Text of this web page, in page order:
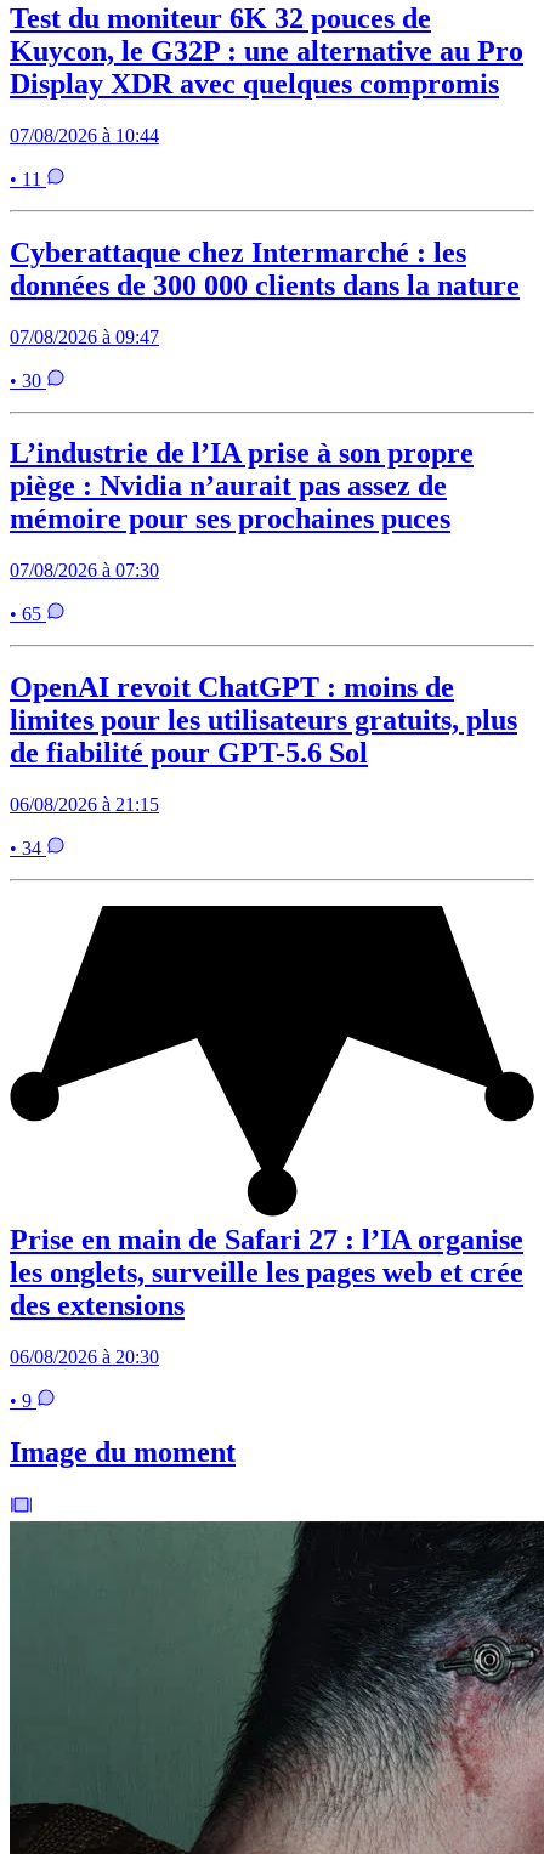
Test du moniteur 6K 32 pouces de
Kuycon, le G32P : une alternative au Pro
Display XDR avec quelques compromis
07/08/2026 à 10:44
• 11
Cyberattaque chez Intermarché : les
données de 300 000 clients dans la nature
07/08/2026 à 09:47
• 30
L’industrie de l’IA prise à son propre
piège : Nvidia n’aurait pas assez de
mémoire pour ses prochaines puces
07/08/2026 à 07:30
• 65
OpenAI revoit ChatGPT : moins de
limites pour les utilisateurs gratuits, plus
de fiabilité pour GPT-5.6 Sol
06/08/2026 à 21:15
• 34
Prise en main de Safari 27 : l’IA organise
les onglets, surveille les pages web et crée
des extensions
06/08/2026 à 20:30
• 9
Image du moment